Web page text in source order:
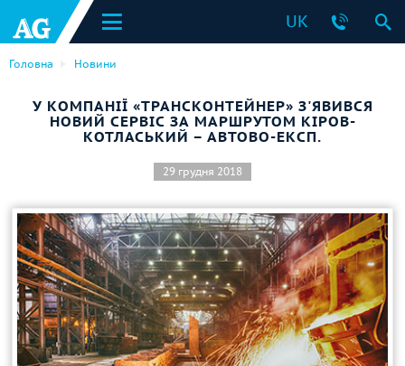
UK
Головна Новини
У КОМПАНІЇ «ТРАНСКОНТЕЙНЕР» З'ЯВИВСЯ
НОВИЙ СЕРВІС ЗА МАРШРУТОМ КІРОВ-
КОТЛАСЬКИЙ – АВТОВО-ЕКСП.
29 грудня 2018